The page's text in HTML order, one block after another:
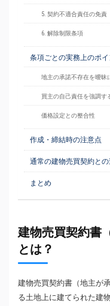
5. 契約不適合責任の免責
6. 解除制限条項
条項ごとの実務上のポイ
地主の承諾不存在を曖昧
買主の自己責任を強調す
価格設定との整合性
作成・締結時の注意点
通常の建物売買契約と
まとめ
建物売買契約書
とは？
建物売買契約書（地主が
る土地上に建てられた建